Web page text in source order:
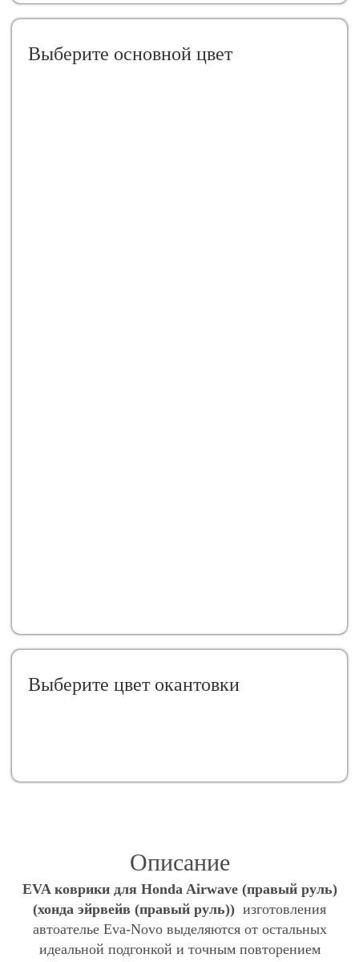
Выберите oсновной цвет
Выберите цвет окантовки
Описание
EVA коврики для Honda Airwave (правый руль)
(хонда эйрвейв (правый руль)) изготовления
автоателье Eva-Novo выделяются от остальных
идеальной подгонкой и точным повторением